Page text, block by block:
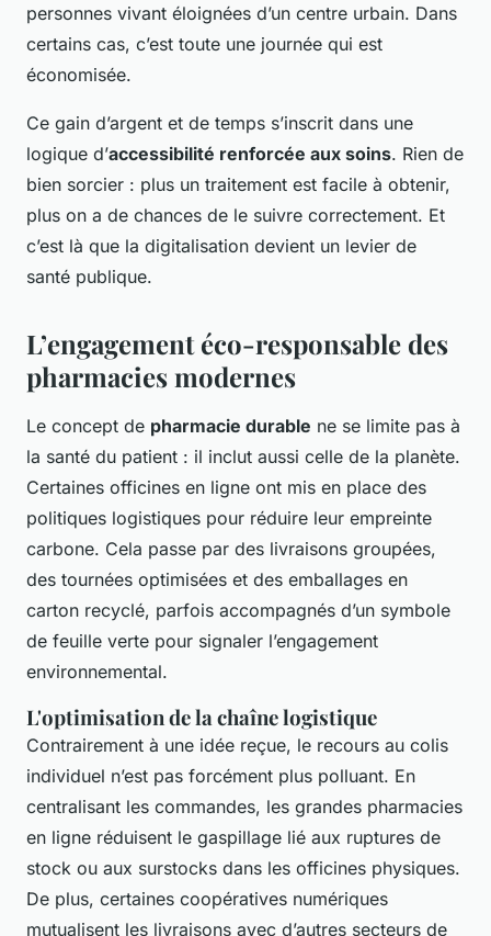
personnes vivant éloignées d’un centre urbain. Dans
certains cas, c’est toute une journée qui est
économisée.
Ce gain d’argent et de temps s’inscrit dans une
logique d’accessibilité renforcée aux soins. Rien de
bien sorcier : plus un traitement est facile à obtenir,
plus on a de chances de le suivre correctement. Et
c’est là que la digitalisation devient un levier de
santé publique.
L’engagement éco-responsable des
pharmacies modernes
Le concept de pharmacie durable ne se limite pas à
la santé du patient : il inclut aussi celle de la planète.
Certaines officines en ligne ont mis en place des
politiques logistiques pour réduire leur empreinte
carbone. Cela passe par des livraisons groupées,
des tournées optimisées et des emballages en
carton recyclé, parfois accompagnés d’un symbole
de feuille verte pour signaler l’engagement
environnemental.
L'optimisation de la chaîne logistique
Contrairement à une idée reçue, le recours au colis
individuel n’est pas forcément plus polluant. En
centralisant les commandes, les grandes pharmacies
en ligne réduisent le gaspillage lié aux ruptures de
stock ou aux surstocks dans les officines physiques.
De plus, certaines coopératives numériques
mutualisent les livraisons avec d’autres secteurs de